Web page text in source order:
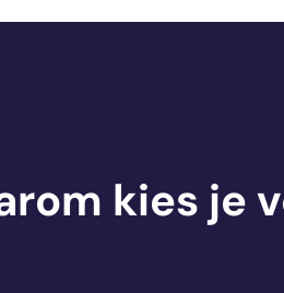
kies je